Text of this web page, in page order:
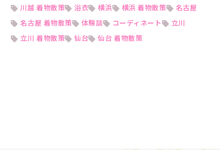
川越 着物散策
浴衣 横浜 横浜 着物散策
名古屋
名古屋 着物散策
体験談 コーディネート
立川
立川 着物散策
仙台 仙台 着物散策